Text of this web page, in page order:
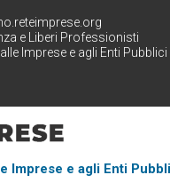
e Liberi Professionisti
Imprese e agli Enti Pubblici
Imprese e agli Enti